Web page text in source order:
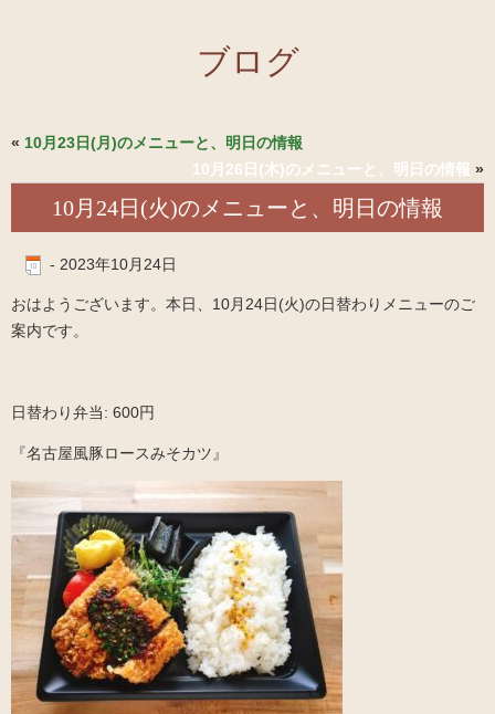
ブログ
« 10月23日(月)のメニューと、明日の情報
10月26日(木)のメニューと、明日の情報 »
10月24日(火)のメニューと、明日の情報
- 2023年10月24日
おはようございます。本日、10月24日(火)の日替わりメニューのご
案内です。
日替わり弁当: 600円
『名古屋風豚ロースみそカツ』